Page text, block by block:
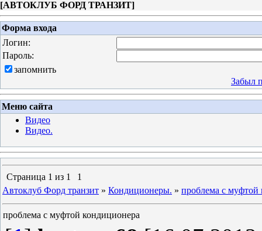
[АВТОКЛУБ ФОРД ТРАНЗИТ]
Форма входа
Логин:
Пароль:
запомнить
Забыл
Меню сайта
Видео
Видео.
Страница 1 из 1
1
Автоклуб Форд транзит » Кондиционеры. » проблема с муфтой
проблема с муфтой кондиционера